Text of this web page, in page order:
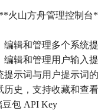
火山方舟管理控制台
辑和管理多个系统
辑和管理用户输入
示词与用户提示词
史，支持收藏和查看
包 API Key